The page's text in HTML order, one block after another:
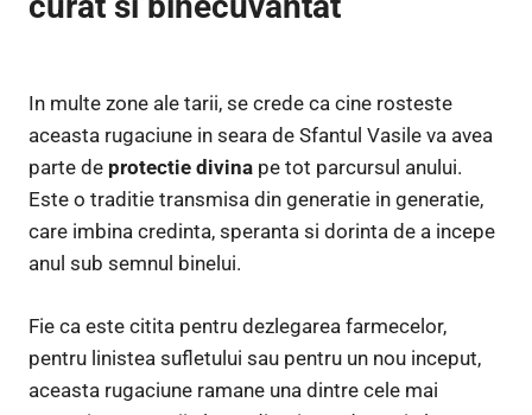
In multe zone ale tarii, se crede ca cine rosteste
aceasta rugaciune in seara de Sfantul Vasile va avea
parte de protectie divina pe tot parcursul anului.
Este o traditie transmisa din generatie in generatie,
care imbina credinta, speranta si dorinta de a incepe
anul sub semnul binelui.
Fie ca este citita pentru dezlegarea farmecelor,
pentru linistea sufletului sau pentru un nou inceput,
aceasta rugaciune ramane una dintre cele mai